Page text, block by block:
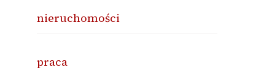
nieruchomości
praca